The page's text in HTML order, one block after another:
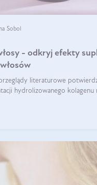
Sobol
- odkryj efekty
literaturowe
hydrolizowanego kolagenu